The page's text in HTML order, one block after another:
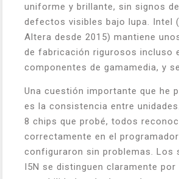
uniforme y brillante, sin signos
defectos visibles bajo lupa. Intel
Altera desde 2015) mantiene
de fabricación rigurosos incluso
componentes de gamamedia, y
Una cuestión importante que he
es la consistencia entre
8 chips que probé, todos
correctamente en el
configuraron sin problemas. Los
I5N se distinguen claramente por